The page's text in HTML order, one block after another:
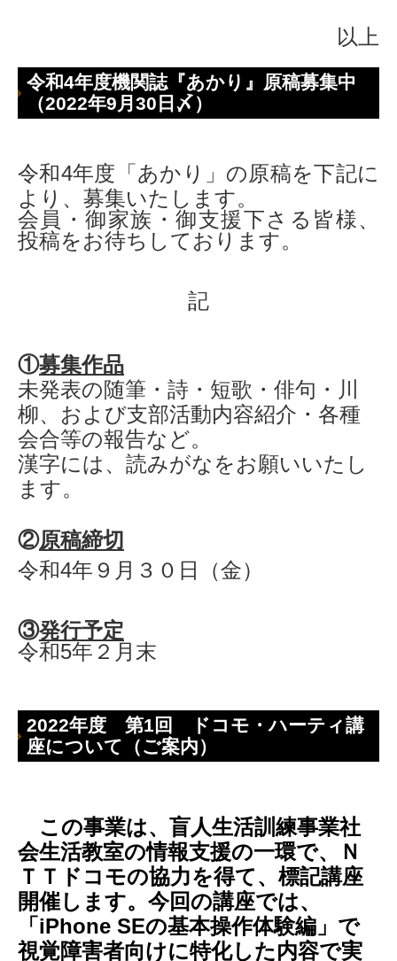
以上
令和4年度機関誌『あかり』原稿募集中
（2022年9月30日〆）
令和4年度「あかり」の原稿を下記に
より、募集いたします。
会員・御家族・御支援下さる皆様、
投稿をお待ちしております。
記
①募集作品
未発表の随筆・詩・短歌・俳句・川
柳、および支部活動内容紹介・各種
会合等の報告など。
漢字には、読みがなをお願いいたし
ます。
②原稿締切
令和4年９月３０日（金）
③発行予定
令和5年２月末
2022年度 第1回 ドコモ・ハーティ講
座について（ご案内）
この事業は、盲人生活訓練事業社
会生活教室の情報支援の一環で、Ｎ
ＴＴドコモの協力を得て、標記講座
開催します。今回の講座では、
「iPhone SEの基本操作体験編」で
視覚障害者向けに特化した内容で実